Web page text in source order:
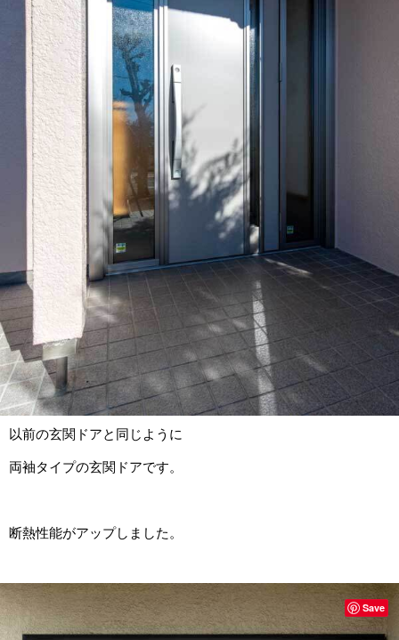
以前の玄関ドアと同じように
両袖タイプの玄関ドアです。
断熱性能がアップしました。
Save